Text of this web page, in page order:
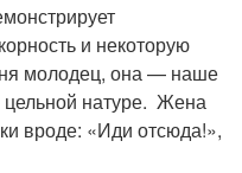
и некоторую
молодец, она — наше
цельной натуре. Жена
вроде: «Иди отсюда!»,